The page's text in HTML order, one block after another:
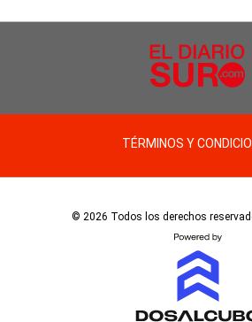
TÉRMINOS Y
© 2026 Todos los derechos